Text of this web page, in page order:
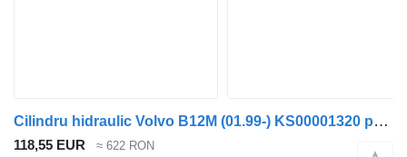
Cilindru hidraulic Volvo B12M (01.99-) KS00001320 pentru autobuz Volvo B6, B7, B9, B10, B12 bus (1978-2011)
118,55 EUR ≈ 622 RON